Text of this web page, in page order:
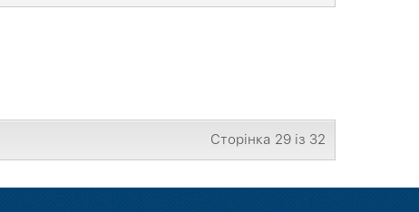
Сторінка 29 із 32